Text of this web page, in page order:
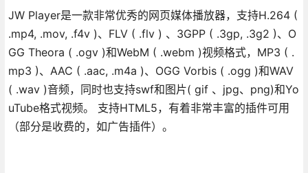
JW Player是一款非常优秀的网页媒体播放器，支持H.264 (
.mp4, .mov, .f4v )、FLV ( .flv ) 、3GPP ( .3gp, .3g2 )、O
GG Theora ( .ogv )和WebM ( .webm )视频格式，MP3 ( .
mp3 )、AAC ( .aac, .m4a )、OGG Vorbis ( .ogg )和WAV
( .wav )音频，同时也支持swf和图片( gif 、jpg、png)和Yo
uTube格式视频。 支持HTML5，有着非常丰富的插件可用
（部分是收费的，如广告插件）。